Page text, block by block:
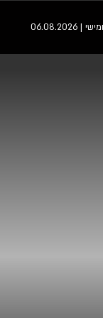
| 06.08.2026